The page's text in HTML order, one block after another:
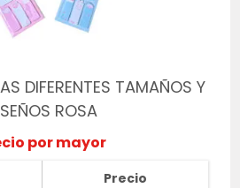
DIFERENTES TAMAÑOS Y
ROSA
por mayor
Precio